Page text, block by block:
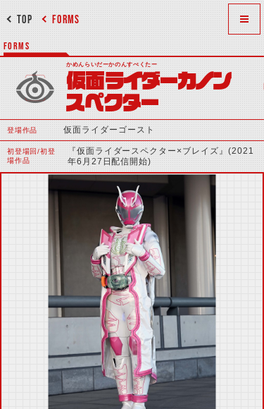
FORMS
TOP
FORMS
かめんらいだーかのんすぺくたー
仮面ライダーカノン
スペクター
登場作品 仮面ライダーゴースト
初登場回/初登
場作品
『仮面ライダースペクター×ブレイズ』(2021
年6月27日配信開始)